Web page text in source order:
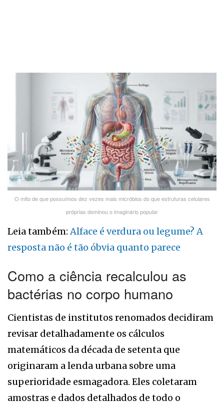
O mito de que possuímos dez vezes mais micróbios do que estruturas celulares
próprias dominou o imaginário popular
Leia também: Alface é verdura ou legume? A
resposta não é tão óbvia quanto parece
Como a ciência recalculou as
bactérias no corpo humano
Cientistas de institutos renomados decidiram
revisar detalhadamente os cálculos
matemáticos da década de setenta que
originaram a lenda urbana sobre uma
superioridade esmagadora. Eles coletaram
amostras e dados detalhados de todo o